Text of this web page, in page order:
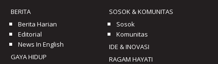
BERITA
Berita Harian
Editorial
News In English
GAYA HIDUP
SOSOK & KOMUNITAS
Sosok
Komunitas
IDE & INOVASI
RAGAM HAYATI